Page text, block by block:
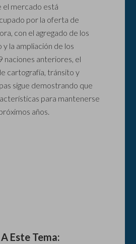
el mercado está
por la oferta de
con el agregado de los
la ampliación de los
naciones anteriores, el
cartografía, tránsito y
sigue demostrando que
para mantenerse
años.
Este Tema: